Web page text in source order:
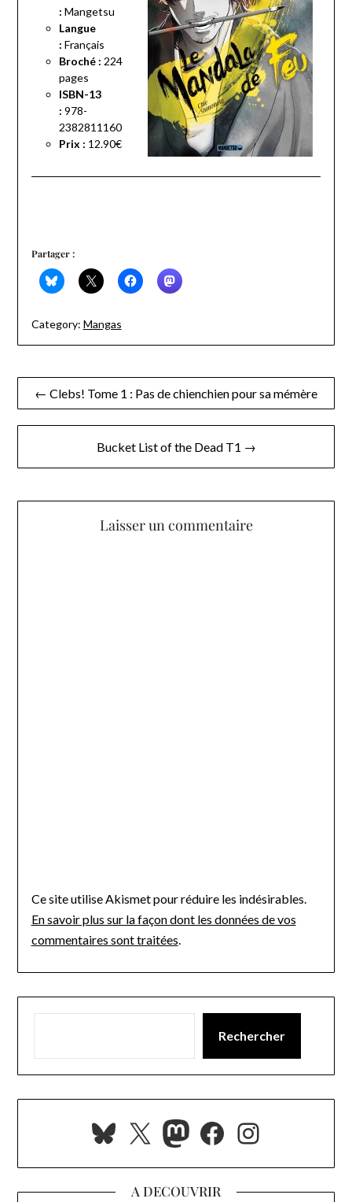
: Mangetsu
Langue
: Français
Broché : 224
pages
ISBN-13
: 978-
2382811160
Prix : 12.90€
Partager :
Category: Mangas
Navigation
de
← Clebs! Tome 1 : Pas de chienchien pour sa mémère
Bucket List of the Dead T1 →
Laisser un commentaire
Ce site utilise Akismet pour réduire les indésirables.
En savoir plus sur la façon dont les données de vos
commentaires sont traitées.
Rechercher
Bluesky
X Mastodon
Facebook
A DECOUVRIR